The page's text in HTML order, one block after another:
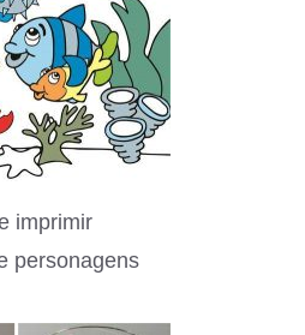
imprimir
personagens